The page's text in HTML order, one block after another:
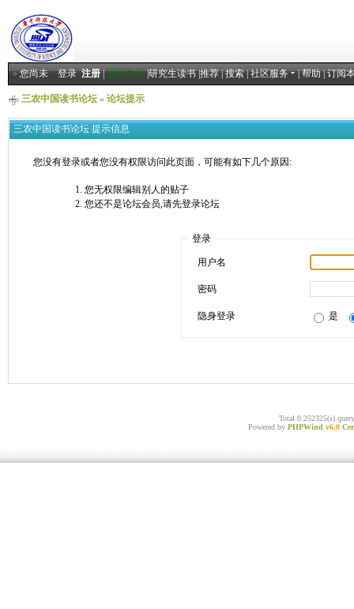
»您尚未登录 注册|返回主站|研究生读书|推荐|搜索|社区服务 |帮助|订阅
三农中国读书论坛» 论坛提示
三农中国读书论坛 提示信息
您没有登录或者您没有权限访问此页面，可能有如下几个原因:
您无权限编辑别人的贴子
您还不是论坛会员,请先登录论坛
登录
用户名
密码
隐身登录 是
Total 0.252325(s)
Powered by PHPWind v6.0